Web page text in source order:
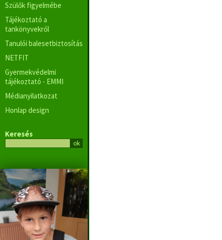
Szülők figyelmébe
Tájékoztató a
tankönyvekről
Tanulói balesetbiztosítás
NETFIT
Gyermekvédelmi
tájékoztató - EMMI
Médianyilatkozat
Honlap design
Keresés